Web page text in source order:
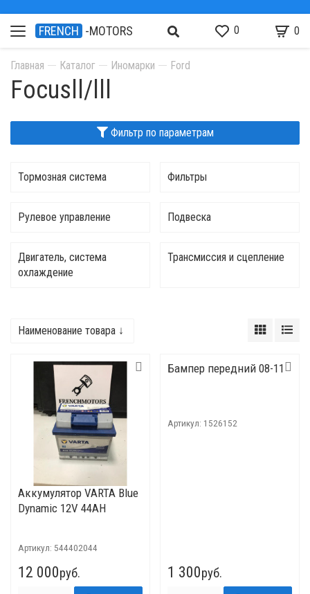
FRENCH -MOTORS 0 0
Главная Каталог Иномарки Ford
Focusll/lll
Фильтр по параметрам
Тормозная система Фильтры
Рулевое управление Подвеска
Двигатель, система
охлаждение
Трансмиссия и сцепление
Наименование товара ↓
Аккумулятор VARTA Blue
Dynamic 12V 44AH
Артикул: 544402044
12 000руб.
Бампер передний 08-11
Артикул: 1526152
1 300руб.